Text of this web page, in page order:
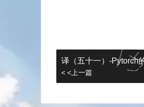
译（五十一）-Pytorch
< <上一篇